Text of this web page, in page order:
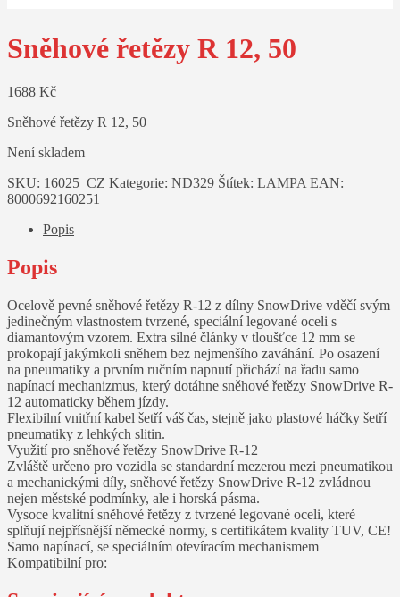
Sněhové řetězy R 12, 50
1688 Kč
Sněhové řetězy R 12, 50
Není skladem
SKU: 16025_CZ Kategorie: ND329 Štítek: LAMPA EAN:
8000692160251
Popis
Popis
Ocelově pevné sněhové řetězy R-12 z dílny SnowDrive vděčí svým
jedinečným vlastnostem tvrzené, speciální legované oceli s
diamantovým vzorem. Extra silné články v tloušťce 12 mm se
prokopají jakýmkoli sněhem bez nejmenšího zaváhání. Po osazení
na pneumatiky a prvním ručním napnutí přichází na řadu samo
napínací mechanizmus, který dotáhne sněhové řetězy SnowDrive R-
12 automaticky během jízdy.
Flexibilní vnitřní kabel šetří váš čas, stejně jako plastové háčky šetří
pneumatiky z lehkých slitin.
Využití pro sněhové řetězy SnowDrive R-12
Zvláště určeno pro vozidla se standardní mezerou mezi pneumatikou
a mechanickými díly, sněhové řetězy SnowDrive R-12 zvládnou
nejen městské podmínky, ale i horská pásma.
Vysoce kvalitní sněhové řetězy z tvrzené legované oceli, které
splňují nejpřísnější německé normy, s certifikátem kvality TUV, CE!
Samo napínací, se speciálním otevíracím mechanismem
Kompatibilní pro: